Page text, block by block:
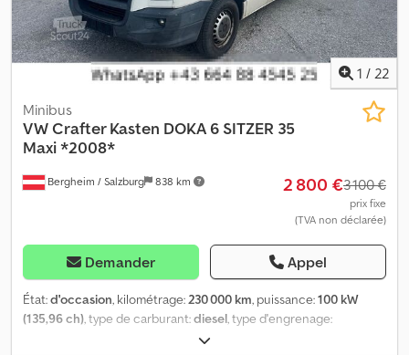
1 / 22
Bergheim / Salzburg 838 km
Minibus
VWCrafter Kasten DOKA 6 SITZER 35
Maxi *2008*
2 800 €3 100 €
prix fixe
(TVA non déclarée)
Demander Appel
État:d'occasion, kilométrage: 230 000 km, puissance:100 kW
(135,96 ch) , type de carburant:diesel , type d'engrenage:
3 500 kg, première immatriculation: